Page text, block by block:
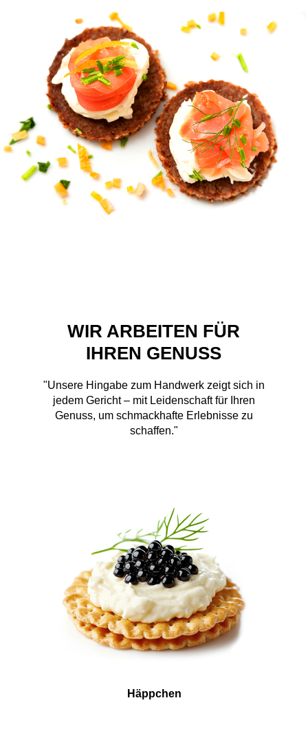
WIR ARBEITEN FÜR
IHREN GENUSS
"Unsere Hingabe zum Handwerk zeigt sich in
jedem Gericht – mit Leidenschaft für Ihren
Genuss, um schmackhafte Erlebnisse zu
schaffen."
Häppchen